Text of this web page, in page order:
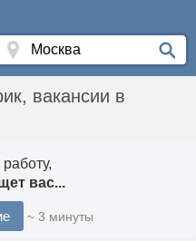
вакансии в
вас...
~ 3 минуты